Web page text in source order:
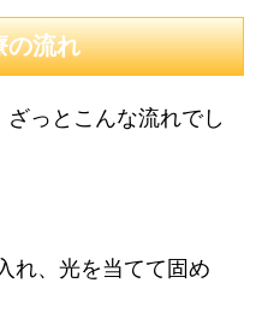
の流れ
っとこんな流れでし
れ、光を当てて固め